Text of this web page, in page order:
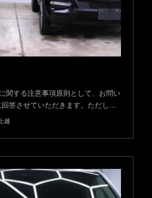
関する注意事項原則として、お問い
答させていただきます。ただし…
越